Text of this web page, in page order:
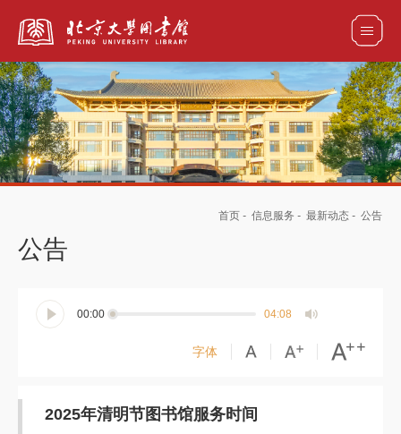
全部资源
首页 - 信息服务 - 最新动态 - 公告
公告
00:00 04:08
字体
2025年清明节图书馆服务时间